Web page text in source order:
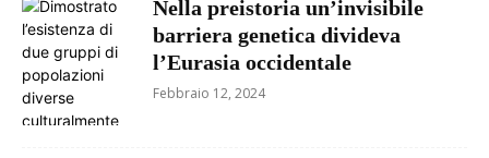
Nella preistoria un’invisibile
barriera genetica divideva
l’Eurasia occidentale
Febbraio 12, 2024